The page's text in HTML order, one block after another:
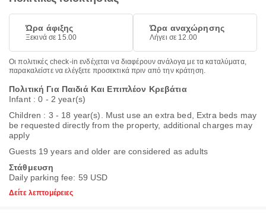
Ώρα άφιξης
Ξεκινά σε 15.00
Ώρα αναχώρησης
Λήγει σε 12.00
Οι πολιτικές check-in ενδέχεται να διαφέρουν ανάλογα με τα καταλύματα,
παρακαλείστε να ελέγξετε προσεκτικά πριν από την κράτηση.
Πολιτική Για Παιδιά Και Επιπλέον Κρεβάτια
Infant : 0 - 2 year(s)
Children : 3 - 18 year(s). Must use an extra bed, Extra beds may
be requested directly from the property, additional charges may
apply
Guests 19 years and older are considered as adults
Στάθμευση
Daily parking fee: 59 USD
Δείτε λεπτομέρειες